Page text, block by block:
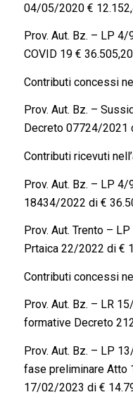
04/05/2020 €
Prov. Aut. Bz. – LP
COVID 19 € 36.505,20
Contributi concessi
Prov. Aut. Bz. –
Decreto 07724/
Contributi ricevuti
Prov. Aut. Bz. – LP
18434/2022 di €
Prov. Aut. Trento –
Prtaica 22/2022 di €
Contributi concessi
Prov. Aut. Bz. – LR
formative Decreto
Prov. Aut. Bz. – LP
fase preliminare Atto
17/02/2023 di €